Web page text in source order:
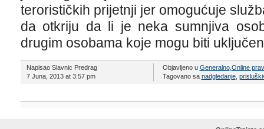
terorističkih prijetnji jer omogućuje
da otkriju da li je neka sumnjiva
drugim osobama koje mogu biti
Napisao Slavnic Predrag
7 Juna, 2013 at 3:57 pm
Objavljeno u Generalno, Online
Tagovano sa nadgledanje,